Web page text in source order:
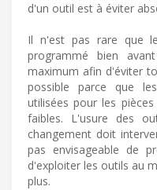
d'un outil est à éviter
Il n'est pas rare que
programmé bien
maximum afin d'éviter
possible parce que
utilisées pour les
faibles. L'usure des
changement doit
pas envisageable de
d'exploiter les outils au
plus.